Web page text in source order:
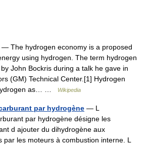
— The hydrogen economy is a proposed
using hydrogen. The term hydrogen
John Bockris during a talk he gave in
(GM) Technical Center.[1] Hydrogen
as… …
Wikipedia
par hydrogène — L
par hydrogène désigne les
d ajouter du dihydrogène aux
par les moteurs à combustion interne. L